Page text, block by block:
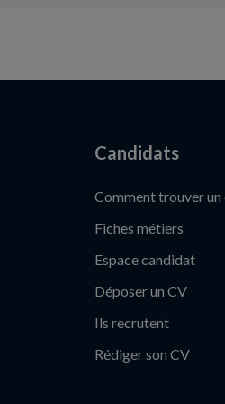
Candidats
Comment trouver un
Fiches métiers
Espace candidat
Déposer un CV
Ils recrutent
Rédiger son CV